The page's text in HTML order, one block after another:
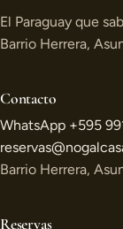
El Paraguay que
Barrio Herrera,
Contacto
WhatsApp +595
Barrio Herrera,
Reservas